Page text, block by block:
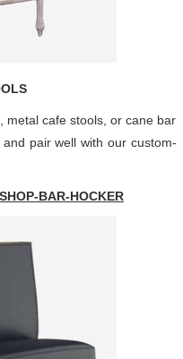
metal cafe stools, or cane bar
pair well with our custom-
BAR-HOCKER